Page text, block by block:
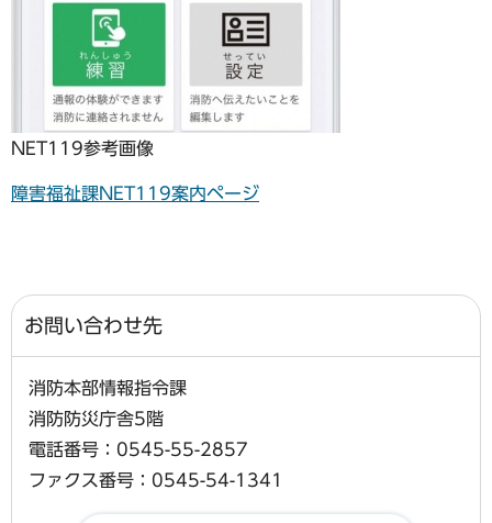
NET119参考画像
障害福祉課NET119案内ページ
お問い合わせ先
消防本部情報指令課
消防防災庁舎5階
電話番号：0545-55-2857
ファクス番号：0545-54-1341